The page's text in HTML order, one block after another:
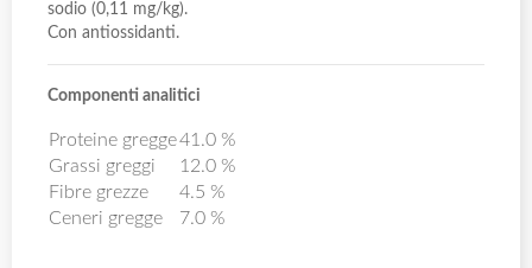
sodio (0,11 mg/kg).
Con antiossidanti.
Componenti analitici
Proteine gregge41.0 %
Grassi greggi
12.0 %
Fibre grezze
4.5 %
Ceneri gregge
7.0 %